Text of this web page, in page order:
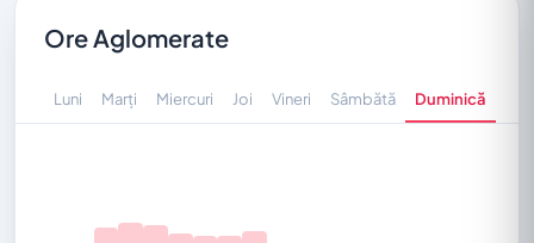
Ore Aglomerate
Luni Marți Miercuri Joi Vineri Sâmbătă Duminică